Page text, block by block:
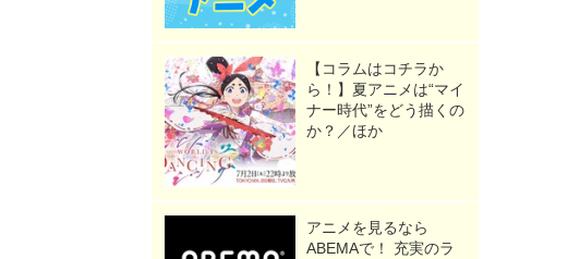
【コラムはコチラか
ら！】夏アニメは“マイ
ナー時代”をどう描くの
か？／ほか
アニメを見るなら
ABEMAで！ 充実のラ